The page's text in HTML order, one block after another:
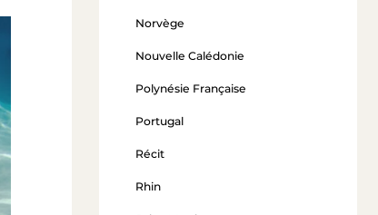
Norvège
Nouvelle Calédonie
Polynésie Française
Portugal
Récit
Rhin